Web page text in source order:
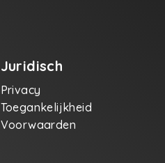
Juridisch
Privacy
Toegankelijkheid
Voorwaarden